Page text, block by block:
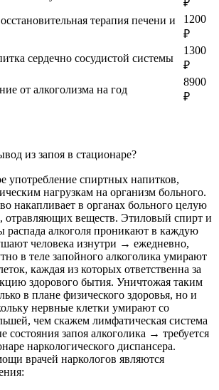
терапия печени и
1200
₽
сердечно сосудистой системы
1300
₽
от алкоголизма на год
8900
₽
из запоя в стационаре?
употребление спиртных напитков,
нагрузкам на организм больного.
накапливает в органах больного целую
отравляющих веществ. Этиловый спирт и
распада алкоголя проникают в каждую
человека изнутри → ежедневно,
в теле запойного алкоголика умирают
каждая из которых ответственна за
здорового бытия. Уничтожая таким
в плане физического здоровья, но и
нервные клетки умирают со
чем скажем лимфатическая система
состояния запоя алкоголика → требуется
наркологического диспансера.
врачей наркологов являются